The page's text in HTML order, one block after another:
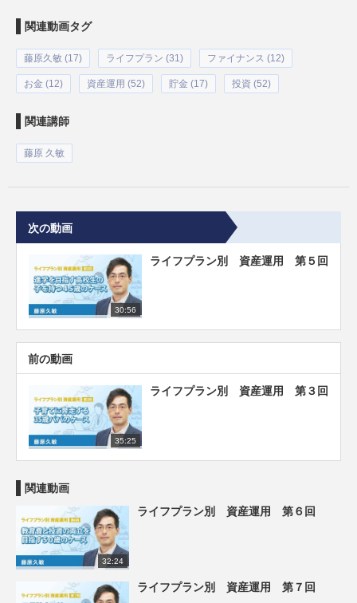
関連動画タグ
藤原久敏 (17) ライフプラン (31) ファイナンス (12)
お金 (12) 資産運用 (52) 貯金 (17) 投資 (52)
関連講師
藤原 久敏
次の動画
30:56
ライフプラン別 資産運用 第５回
前の動画
35:25
ライフプラン別 資産運用 第３回
関連動画
32:24
ライフプラン別 資産運用 第６回
ライフプラン別 資産運用 第７回